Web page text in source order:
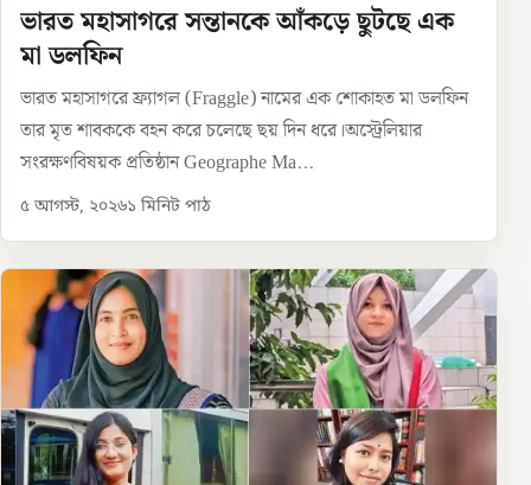
ভারত মহাসাগরে সন্তানকে আঁকড়ে ছুটছে এক
মা ডলফিন
ভারত মহাসাগরে ফ্র্যাগল (Fraggle) নামের এক শোকাহত মা ডলফিন
তার মৃত শাবককে বহন করে চলেছে ছয় দিন ধরে।অস্ট্রেলিয়ার
সংরক্ষণবিষয়ক প্রতিষ্ঠান Geographe Ma...
৫ আগস্ট, ২০২৬১ মিনিট পাঠ